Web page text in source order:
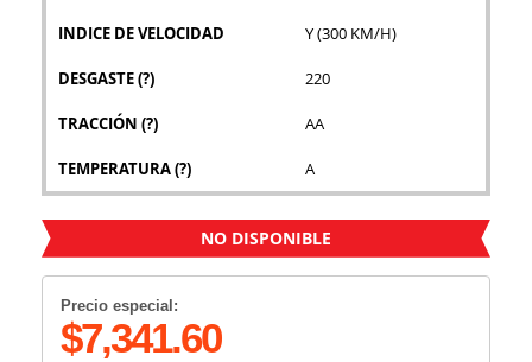
INDICE DE VELOCIDAD Y (300 KM/H)
DESGASTE(?) 220
TRACCIÓN (?) AA
TEMPERATURA(?) A
NO DISPONIBLE
Precio especial:
$7,341.60